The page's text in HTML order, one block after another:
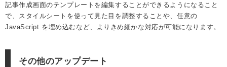
記事作成画面のテンプレートを編集することができるようになること
で、スタイルシートを使って見た目を調整することや、任意の
JavaScript を埋め込むなど、よりきめ細かな対応が可能になります。
その他のアップデート